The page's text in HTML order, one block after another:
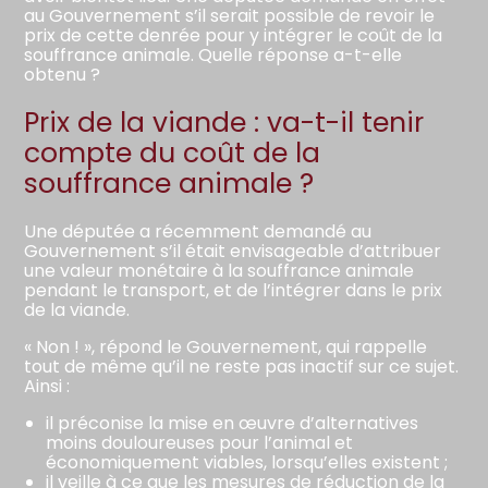
au Gouvernement s’il serait possible de revoir le
prix de cette denrée pour y intégrer le coût de la
souffrance animale. Quelle réponse a-t-elle
obtenu ?
Prix de la viande : va-t-il tenir
compte du coût de la
souffrance animale ?
Une députée a récemment demandé au
Gouvernement s’il était envisageable d’attribuer
une valeur monétaire à la souffrance animale
pendant le transport, et de l’intégrer dans le prix
de la viande.
« Non ! », répond le Gouvernement, qui rappelle
tout de même qu’il ne reste pas inactif sur ce sujet.
Ainsi :
il préconise la mise en œuvre d’alternatives
moins douloureuses pour l’animal et
économiquement viables, lorsqu’elles existent ;
il veille à ce que les mesures de réduction de la